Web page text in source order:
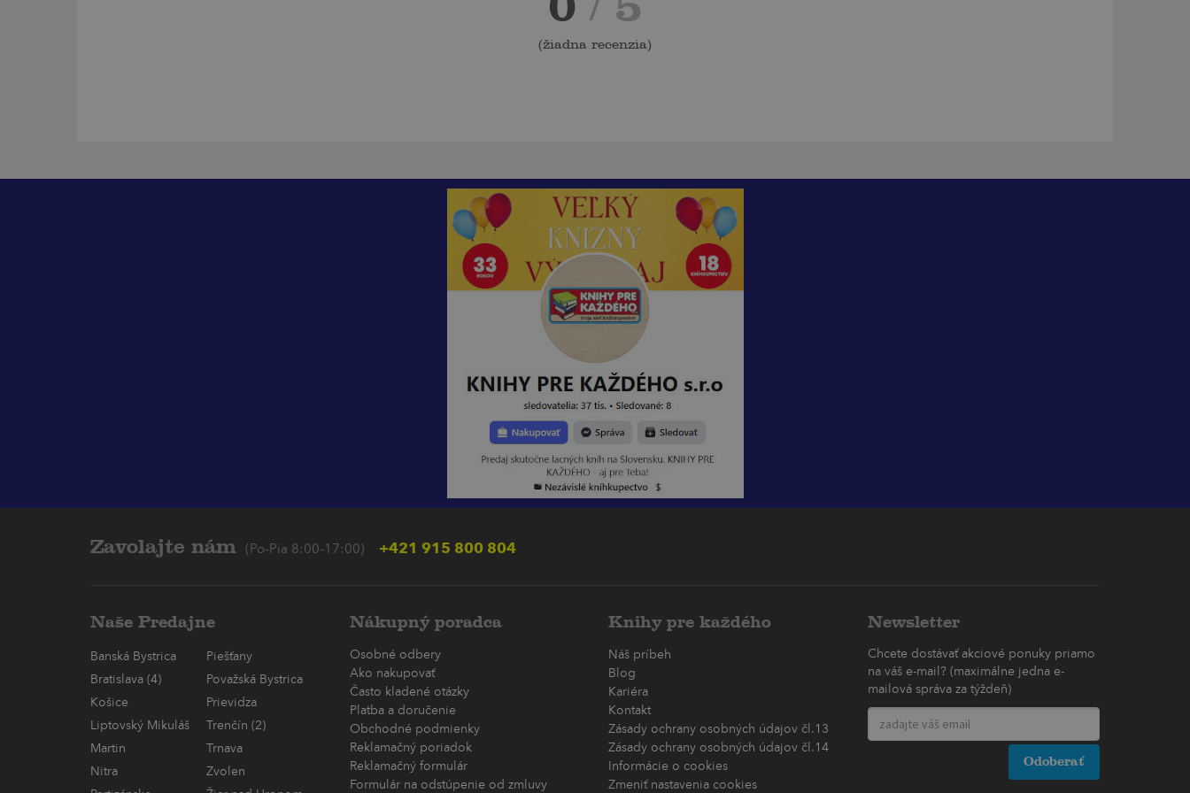
(žiadna recenzia)
Zavolajte nám (Po-Pia 8:00-17:00) +421 915 800 804
Naše Predajne
Banská Bystrica
Piešťany
Bratislava (4)
Považská Bystrica
Košice
Prievidza
Liptovský Mikuláš
Trenčín (2)
Martin
Trnava
Nitra
Zvolen
Nákupný poradca
Osobné odbery
Ako nakupovať
Často kladené otázky
Platba a doručenie
Obchodné podmienky
Reklamačný poriadok
Reklamačný formulár
Formulár na odstúpenie od zmluvy
Knihy pre každého
Náš príbeh
Blog
Kariéra
Kontakt
Zásady ochrany osobných údajov čl.13
Zásady ochrany osobných údajov čl.14
Informácie o cookies
Zmeniť nastavenia cookies
Newsletter
Chcete dostávať akciové ponuky priamo
na váš e-mail? (maximálne jedna e-
mailová správa za týždeň)
Odoberať